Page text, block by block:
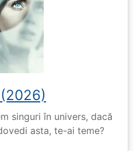
singuri în univers, dacă
asta, te-ai teme?